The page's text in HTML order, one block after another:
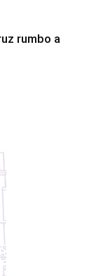
rumbo a